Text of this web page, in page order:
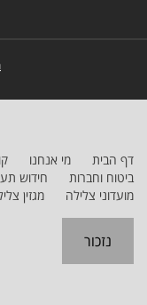
דף הבית מי אנחנו
ביטוח וחברות
חידוש
מועדוני צלילה
מגזין
נזכור